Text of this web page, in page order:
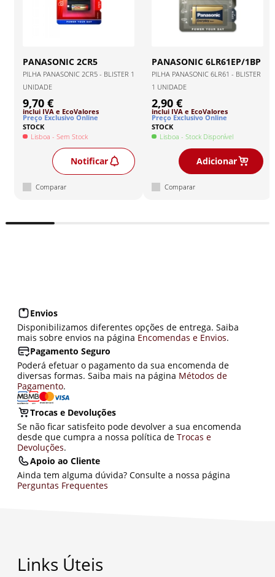
PANASONIC 2CR5
PILHA PANASONIC 2CR5 - BLISTER 1
UNIDADE
9,70 €
inclui IVA e EcoValores
Preço Exclusivo Online
STOCK
Lisboa - Sem Stock
Notificar
Comparar
PANASONIC 6LR61EP/1BP
PILHA PANASONIC 6LR61 - BLISTER
1 UNIDADE
2,90 €
inclui IVA e EcoValores
Preço Exclusivo Online
STOCK
Lisboa - Stock Disponível
Adicionar
Comparar
Envios
Disponibilizamos diferentes opções de entrega. Saiba
mais sobre envios na página Encomendas e Envios.
Pagamento Seguro
Poderá efetuar o pagamento da sua encomenda de
diversas formas. Saiba mais na página Métodos de
Pagamento.
Trocas e Devoluções
Se não ficar satisfeito pode devolver a sua encomenda
desde que cumpra a nossa política de Trocas e
Devoluções.
Apoio ao Cliente
Ainda tem alguma dúvida? Consulte a nossa página
Perguntas Frequentes
Links Úteis